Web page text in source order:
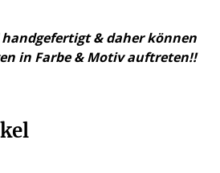
& daher können
in Farbe & Motiv auftreten!!